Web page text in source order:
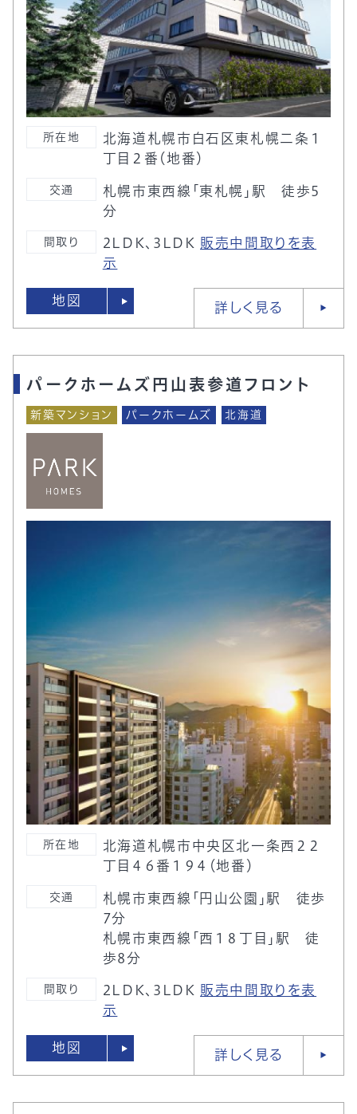
所在地
北海道札幌市白石区東札幌二条１
丁目２番（地番）
交通
札幌市東西線「東札幌」駅 徒歩5
分
間取り 2LDK、3LDK 販売中間取りを表
示
地図 詳しく見る
パークホームズ円山表参道フロント
新築マンション パークホームズ 北海道
所在地
北海道札幌市中央区北一条西２２
丁目４６番１９４（地番）
交通
札幌市東西線「円山公園」駅 徒歩
7分
札幌市東西線「西１８丁目」駅 徒
歩8分
間取り 2LDK、3LDK 販売中間取りを表
示
地図 詳しく見る